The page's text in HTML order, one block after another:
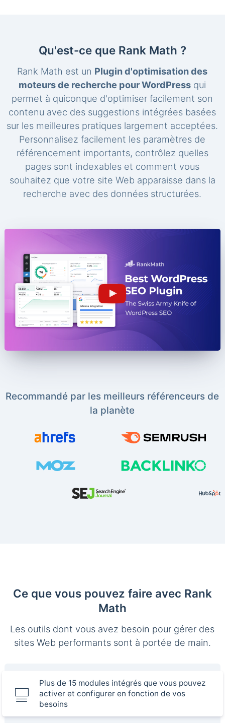
Qu'est-ce que Rank Math ?
Rank Math est un Plugin d'optimisation des
moteurs de recherche pour WordPress qui
permet à quiconque d'optimiser facilement son
contenu avec des suggestions intégrées basées
sur les meilleures pratiques largement acceptées.
Personnalisez facilement les paramètres de
référencement importants, contrôlez quelles
pages sont indexables et comment vous
souhaitez que votre site Web apparaisse dans la
recherche avec des données structurées.
Recommandé par les meilleurs référenceurs de
la planète
Ce que vous pouvez faire avec Rank
Math
Les outils dont vous avez besoin pour gérer des
sites Web performants sont à portée de main.
Plus de 15 modules intégrés que vous pouvez
activer et configurer en fonction de vos
besoins